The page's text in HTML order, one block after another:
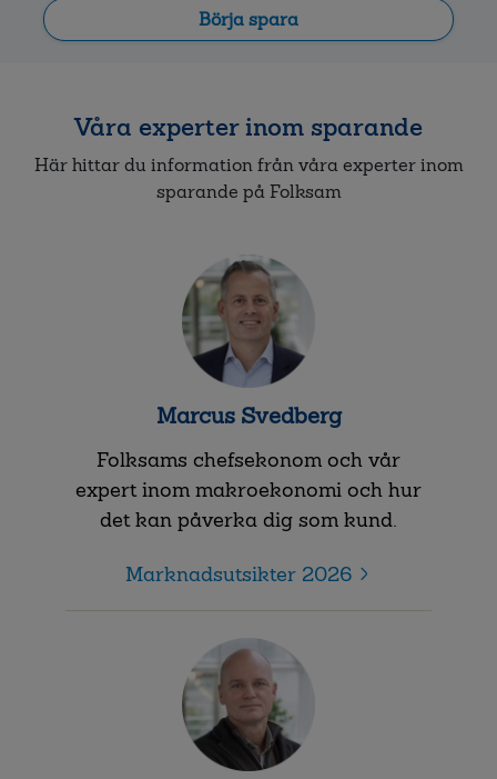
Börja spara
Våra experter inom sparande
Här hittar du information från våra experter inom
sparande på Folksam
Marcus Svedberg
Folksams chefsekonom och vår
expert inom makroekonomi och hur
det kan påverka dig som kund.
Marknadsutsikter 2026